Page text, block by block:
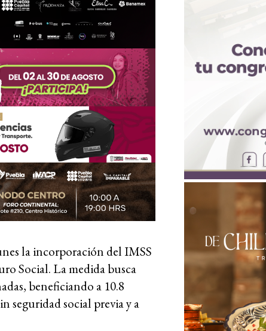
la incorporación del IMSS
Social. La medida busca
beneficiando a 10.8
seguridad social previa y a